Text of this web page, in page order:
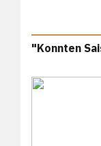
"Konnten